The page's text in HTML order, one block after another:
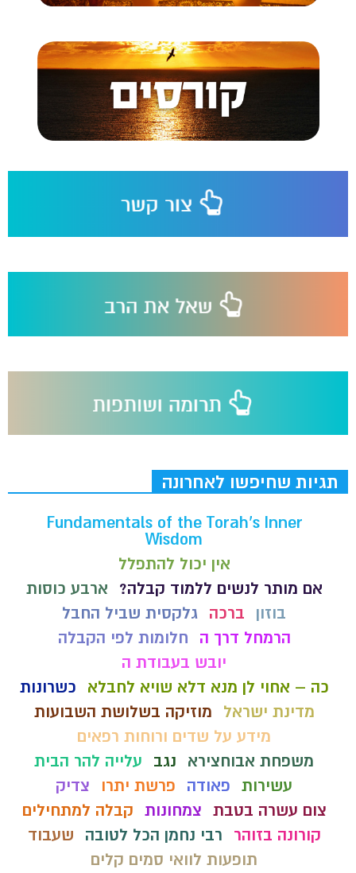
תגיות שחיפשו לאחרונה
Fundamentals of the Torah’s Inner
Wisdom
אין יכול להתפלל
אם מותר לנשים ללמוד קבלה?
ארבע כוסות
בוזון
ברכה גלקסית שביל החבל
הרמחל דרך ה
חלומות לפי הקבלה
יובש בעבודת ה
כה – אחוי לן מנא דלא שויא לחבלא
כשרונות
מדינת ישראל
מוזיקה בשלושת השבועות
מידע על שדים ורוחות רפאים
משפחת אבוחצירא
נגב
עלייה להר הבית
עשירות פאודה פרשת יתרו
צדיק
צום עשרה בטבת צמחונות קבלה למתחילים
קורונה בזוהר
רבי נחמן הכל לטובה
שעבוד
תופעות לוואי סמים קלים